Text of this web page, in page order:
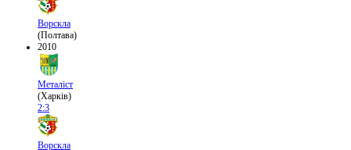
Ворскла
(Полтава)
2010
Металіст
(Харків)
2:3
Ворскла